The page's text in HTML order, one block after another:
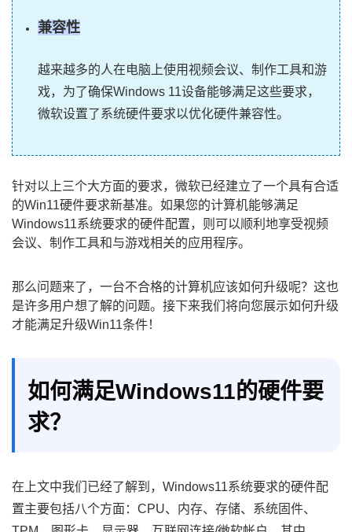
兼容性
越来越多的人在电脑上使用视频会议、制作工具和游
戏，为了确保Windows 11设备能够满足这些要求，
微软设置了系统硬件要求以优化硬件兼容性。
针对以上三个大方面的要求，微软已经建立了一个具有合适
的Win11硬件要求新基准。如果您的计算机能够满足
Windows11系统要求的硬件配置，则可以顺利地享受视频
会议、制作工具和与游戏相关的应用程序。
那么问题来了，一台不合格的计算机应该如何升级呢？这也
是许多用户想了解的问题。接下来我们将向您展示如何升级
才能满足升级Win11条件！
如何满足Windows11的硬件要
求？
在上文中我们已经了解到，Windows11系统要求的硬件配
置主要包括八个方面：CPU、内存、存储、系统固件、